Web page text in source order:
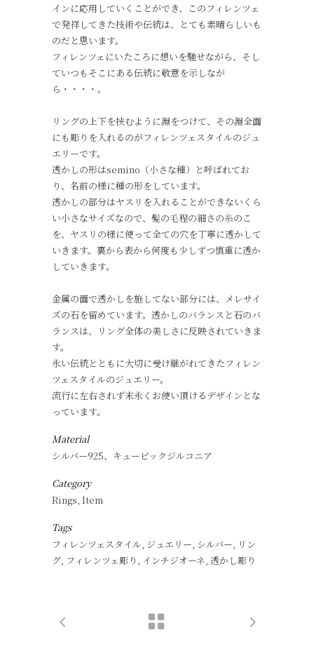
インに応用していくことができ、このフィレンツェ
で発祥してきた技術や伝統は、とても素晴らしいも
のだと思います。
フィレンツェにいたころに想いを馳せながら、そし
ていつもそこにある伝統に敬意を示しなが
ら・・・・。
リングの上下を挟むように淵をつけて、その淵全面
にも彫りを入れるのがフィレンツェスタイルのジュ
エリーです。
透かしの形はsemino（小さな種）と呼ばれてお
り、名前の様に種の形をしています。
透かしの部分はヤスリを入れることができないくら
い小さなサイズなので、髪の毛程の細さの糸のこ
を、ヤスリの様に使って全ての穴を丁寧に透かして
いきます。裏から表から何度も少しずつ慎重に透か
していきます。
金属の面で透かしを施してない部分には、メレサイ
ズの石を留めています。透かしのバランスと石のバ
ランスは、リング全体の美しさに反映されていきま
す。
永い伝統とともに大切に受け継がれてきたフィレン
ツェスタイルのジュエリー。
流行に左右されず末永くお使い頂けるデザインとな
っています。
Material
シルバー925、キュービックジルコニア
Category
Rings, Item
Tags
フィレンツェスタイル, ジュエリー, シルバー, リン
グ, フィレンツェ彫り, インチジオーネ, 透かし彫り